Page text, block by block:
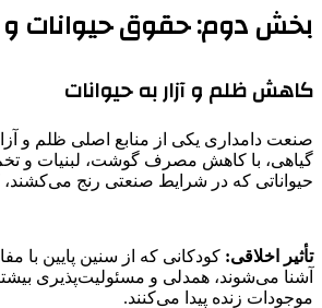
بخش دوم: حقوق حیوانات و
کاهش ظلم و آزار به حیوانات
صنعت دامداری یکی از منابع اصلی ظلم و
گیاهی، با کاهش مصرف گوشت، لبنیات و
حیواناتی که در شرایط صنعتی رنج
تأثیر اخلاقی: کودکانی که از سنین پایین با
آشنا می‌شوند، همدلی و مسئولیت‌پذیری
موجودات زنده پیدا می‌کنند.